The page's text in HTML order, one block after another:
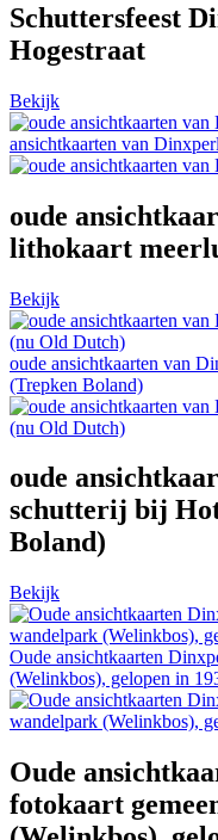
Schuttersfeest
Hogestraat
Bekijk
ansichtkaarten van
oude
lithokaart
Bekijk
oude ansichtkaarten van
(Trepken Boland)
oude
schutterij bij
Boland)
Bekijk
Oude ansichtkaarten
(Welinkbos), gelopen in
Oude
fotokaart